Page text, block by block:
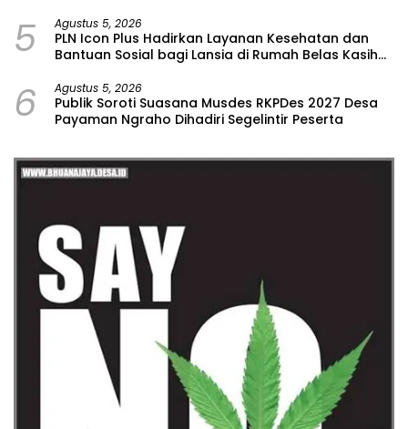
5 Agustus 5, 2026
PLN Icon Plus Hadirkan Layanan Kesehatan dan
Bantuan Sosial bagi Lansia di Rumah Belas Kasih
6 Agustus 5, 2026
Publik Soroti Suasana Musdes RKPDes 2027 Desa
Payaman Ngraho Dihadiri Segelintir Peserta